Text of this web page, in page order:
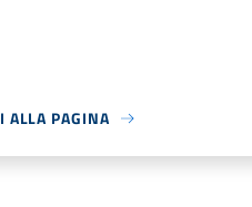
ALLA PAGINA